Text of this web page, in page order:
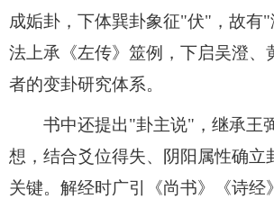
成姤卦，下体巽卦象征"伏"，故有
法上承《左传》筮例，下启吴澄、
者的变卦研究体系。
书中还提出"卦主说"，继承王
想，结合爻位得失、阴阳属性确立
关键。解经时广引《尚书》《诗经